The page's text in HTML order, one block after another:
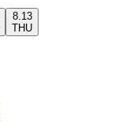
8.13
THU